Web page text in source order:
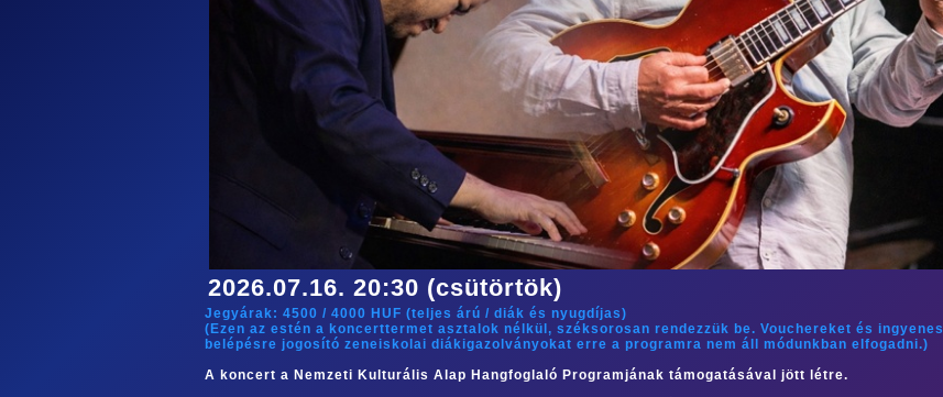
2026.07.16. 20:30 (csütörtök)
Jegyárak: 4500 / 4000 HUF (teljes árú / diák és nyugdíjas)
(Ezen az estén a koncerttermet asztalok nélkül, széksorosan rendezzük be. Vouchereket és ingyenes
belépésre jogosító zeneiskolai diákigazolványokat erre a programra nem áll módunkban elfogadni.)
A koncert a Nemzeti Kulturális Alap Hangfoglaló Programjának támogatásával jött létre.